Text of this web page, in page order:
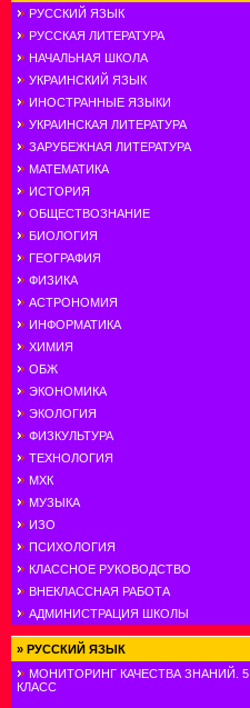
РУССКИЙ ЯЗЫК
РУССКАЯ ЛИТЕРАТУРА
НАЧАЛЬНАЯ ШКОЛА
УКРАИНСКИЙ ЯЗЫК
ИНОСТРАННЫЕ ЯЗЫКИ
УКРАИНСКАЯ ЛИТЕРАТУРА
ЗАРУБЕЖНАЯ ЛИТЕРАТУРА
МАТЕМАТИКА
ИСТОРИЯ
ОБЩЕСТВОЗНАНИЕ
БИОЛОГИЯ
ГЕОГРАФИЯ
ФИЗИКА
АСТРОНОМИЯ
ИНФОРМАТИКА
ХИМИЯ
ОБЖ
ЭКОНОМИКА
ЭКОЛОГИЯ
ФИЗКУЛЬТУРА
ТЕХНОЛОГИЯ
МХК
МУЗЫКА
ИЗО
ПСИХОЛОГИЯ
КЛАССНОЕ РУКОВОДСТВО
ВНЕКЛАССНАЯ РАБОТА
АДМИНИСТРАЦИЯ ШКОЛЫ
» РУССКИЙ ЯЗЫК
МОНИТОРИНГ КАЧЕСТВА ЗНАНИЙ. 5
КЛАСС